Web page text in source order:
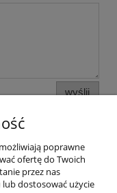
wyślij
poprawne
ofertę do Twoich
przez nas
dostosować użycie